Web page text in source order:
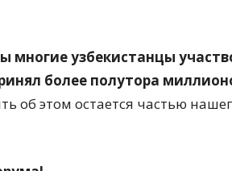
многие узбекистанцы
более полутора
об этом остается частью